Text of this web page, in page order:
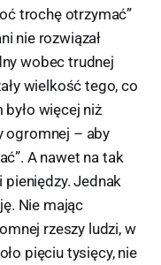
trochę otrzymać”
nie rozwiązał
wobec trudnej
wielkość tego, co
więcej niż
ogromnej – aby
A nawet na tak
Jednak
Nie mając
rzeszy ludzi, w
pięciu tysięcy, nie